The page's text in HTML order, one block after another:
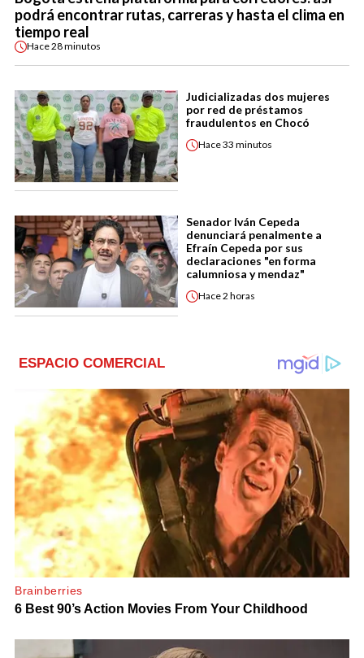
podrá encontrar rutas, carreras y hasta el clima en
tiempo real
Hace28 minutos
Judicializadas dos mujeres
por red de préstamos
fraudulentos en Chocó
Hace33 minutos
Senador Iván Cepeda
denunciará penalmente a
Efraín Cepeda por sus
declaraciones "en forma
calumniosa y mendaz"
Hace2 horas